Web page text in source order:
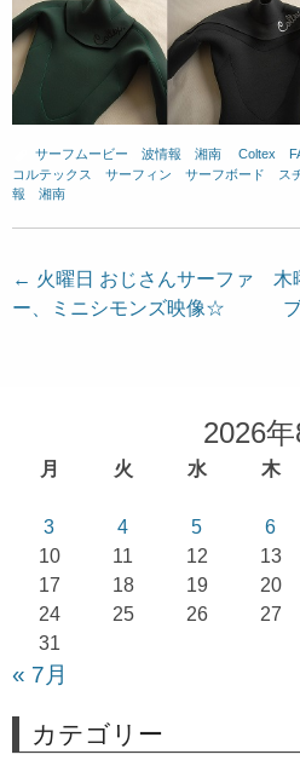
サーフムービー 波情報 湘南 Coltex
コルテックス
サーフィン サーフボード ス
報 湘南
投
稿
← 火曜日 おじさんサーファ
ー、ミニシモンズ映像☆
木
2026年
月 火 水 木
3
4 5 6
10
11 12 13
17
18 19 20
24
25 26 27
31
« 7月
カテゴリー